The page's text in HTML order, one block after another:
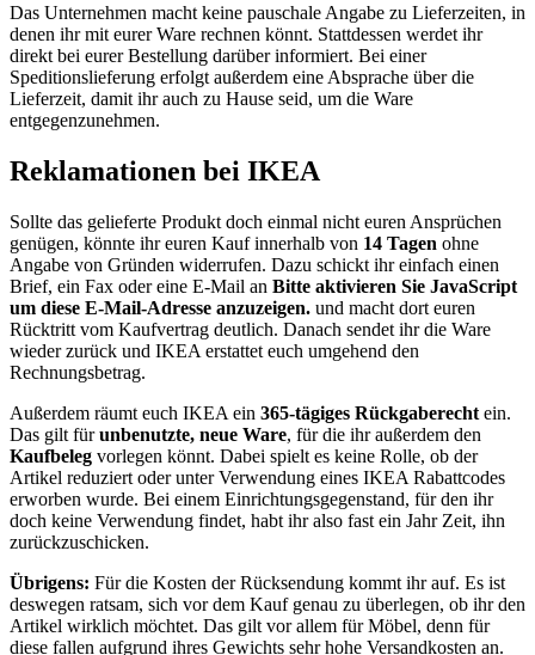
Das Unternehmen macht keine pauschale Angabe zu Lieferzeiten, in
denen ihr mit eurer Ware rechnen könnt. Stattdessen werdet ihr
direkt bei eurer Bestellung darüber informiert. Bei einer
Speditionslieferung erfolgt außerdem eine Absprache über die
Lieferzeit, damit ihr auch zu Hause seid, um die Ware
entgegenzunehmen.
Reklamationen bei IKEA
Sollte das gelieferte Produkt doch einmal nicht euren Ansprüchen
genügen, könnte ihr euren Kauf innerhalb von 14 Tagen ohne
Angabe von Gründen widerrufen. Dazu schickt ihr einfach einen
Brief, ein Fax oder eine E-Mail an Bitte aktivieren Sie JavaScript
um diese E-Mail-Adresse anzuzeigen. und macht dort euren
Rücktritt vom Kaufvertrag deutlich. Danach sendet ihr die Ware
wieder zurück und IKEA erstattet euch umgehend den
Rechnungsbetrag.
Außerdem räumt euch IKEA ein 365-tägiges Rückgaberecht ein.
Das gilt fürunbenutzte, neue Ware, für die ihr außerdem den
Kaufbeleg vorlegen könnt. Dabei spielt es keine Rolle, ob der
Artikel reduziert oder unter Verwendung eines IKEA Rabattcodes
erworben wurde. Bei einem Einrichtungsgegenstand, für den ihr
doch keine Verwendung findet, habt ihr also fast ein Jahr Zeit, ihn
zurückzuschicken.
Übrigens: Für die Kosten der Rücksendung kommt ihr auf. Es ist
deswegen ratsam, sich vor dem Kauf genau zu überlegen, ob ihr den
Artikel wirklich möchtet. Das gilt vor allem für Möbel, denn für
diese fallen aufgrund ihres Gewichts sehr hohe Versandkosten an.